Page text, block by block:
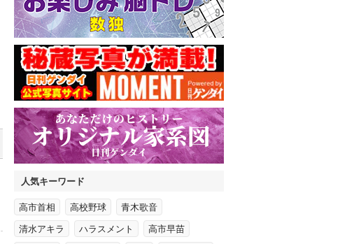
人気キーワード
高市首相 高校野球 青木歌音
清水アキラ ハラスメント 高市早苗